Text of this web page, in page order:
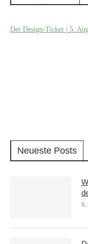
Der Design-Ticker | 5.
Neueste Posts
6.